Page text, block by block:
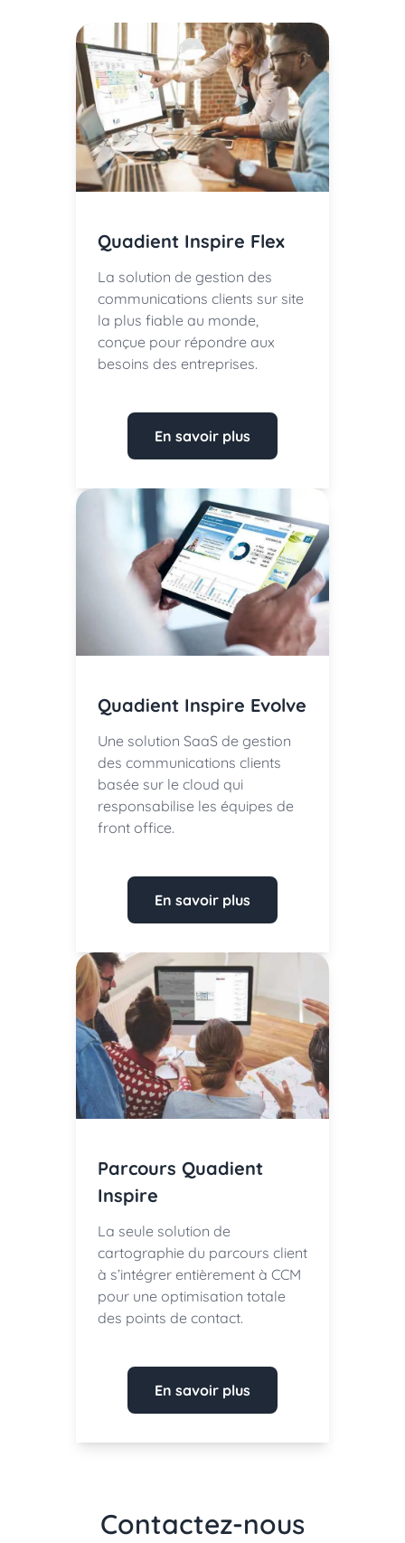
Quadient Inspire Flex
La solution de gestion des
communications clients sur site
la plus fiable au monde,
conçue pour répondre aux
besoins des entreprises.
En savoir plus
Quadient Inspire Evolve
Une solution SaaS de gestion
des communications clients
basée sur le cloud qui
responsabilise les équipes de
front office.
En savoir plus
Parcours Quadient
Inspire
La seule solution de
cartographie du parcours client
à s’intégrer entièrement à CCM
pour une optimisation totale
des points de contact.
En savoir plus
Contactez-nous